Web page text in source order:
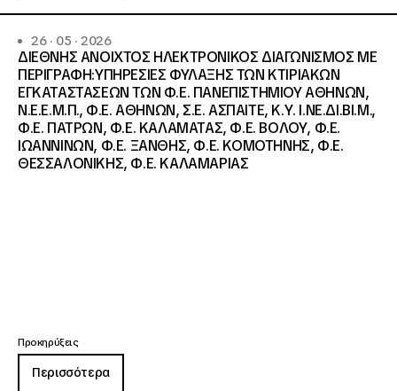
26 · 05 · 2026
ΔΙΕΘΝΗΣ ΑΝΟΙΧΤΟΣ ΗΛΕΚΤΡΟΝΙΚΟΣ ΔΙΑΓΩΝΙΣΜΟΣ ΜΕ
ΠΕΡΙΓΡΑΦΗ:ΥΠΗΡΕΣΙΕΣ ΦΥΛΑΞΗΣ ΤΩΝ ΚΤΙΡΙΑΚΩΝ
ΕΓΚΑΤΑΣΤΑΣΕΩΝ ΤΩΝ Φ.Ε. ΠΑΝΕΠΙΣΤΗΜΙΟΥ ΑΘΗΝΩΝ,
Ν.Ε.Ε.Μ.Π., Φ.Ε. ΑΘΗΝΩΝ, Σ.Ε. ΑΣΠΑΙΤΕ, Κ.Υ. Ι.ΝΕ.ΔΙ.ΒΙ.Μ.,
Φ.Ε. ΠΑΤΡΩΝ, Φ.Ε. ΚΑΛΑΜΑΤΑΣ, Φ.Ε. ΒΟΛΟΥ, Φ.Ε.
ΙΩΑΝΝΙΝΩΝ, Φ.Ε. ΞΑΝΘΗΣ, Φ.Ε. ΚΟΜΟΤΗΝΗΣ, Φ.Ε.
ΘΕΣΣΑΛΟΝΙΚΗΣ, Φ.Ε. ΚΑΛΑΜΑΡΙΑΣ
Προκηρύξεις
Περισσότερα